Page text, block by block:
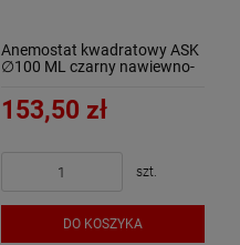
Anemostat kwadratowy ASK
∅100 ML czarny nawiewno-
153,50 zł
szt.
DO KOSZYKA